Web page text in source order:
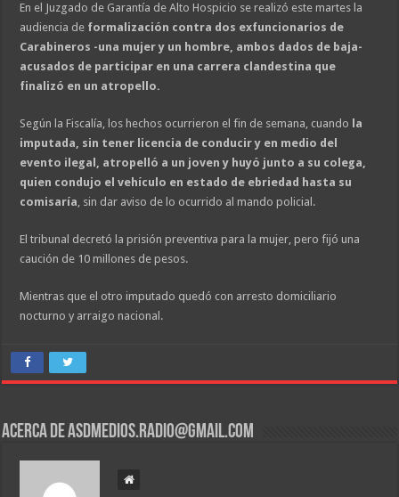
En el Juzgado de Garantía de Alto Hospicio se realizó este martes la
audiencia de formalización contra dos exfuncionarios de
Carabineros -una mujer y un hombre, ambos dados de baja-
acusados de participar en una carrera clandestina que
finalizó en un atropello.
Según la Fiscalía, los hechos ocurrieron el fin de semana, cuando la
imputada, sin tener licencia de conducir y en medio del
evento ilegal, atropelló a un joven y huyó junto a su colega,
quien condujo el vehículo en estado de ebriedad hasta su
comisaría, sin dar aviso de lo ocurrido al mando policial.
El tribunal decretó la prisión preventiva para la mujer, pero fijó una
caución de 10 millones de pesos.
Mientras que el otro imputado quedó con arresto domiciliario
nocturno y arraigo nacional.
Acerca de asdmedios.radio@gmail.com